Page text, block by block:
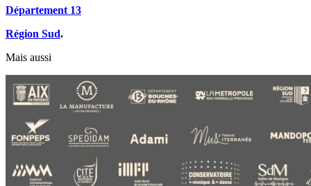
Département 13
Région Sud.
Mais aussi